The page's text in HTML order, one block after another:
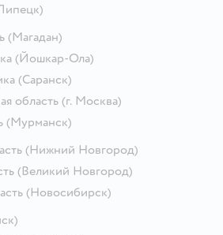
(Магадан)
(Йошкар-Ола)
(Саранск)
область (г. Москва)
(Мурманск)
(Нижний Новгород)
(Великий Новгород)
(Новосибирск)